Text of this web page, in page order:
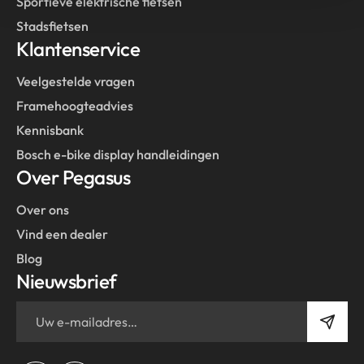
Stadsfietsen
Klantenservice
Veelgestelde vragen
Framehoogteadvies
Kennisbank
Bosch e-bike display handleidingen
Over Pegasus
Over ons
Vind een dealer
Blog
Nieuwsbrief